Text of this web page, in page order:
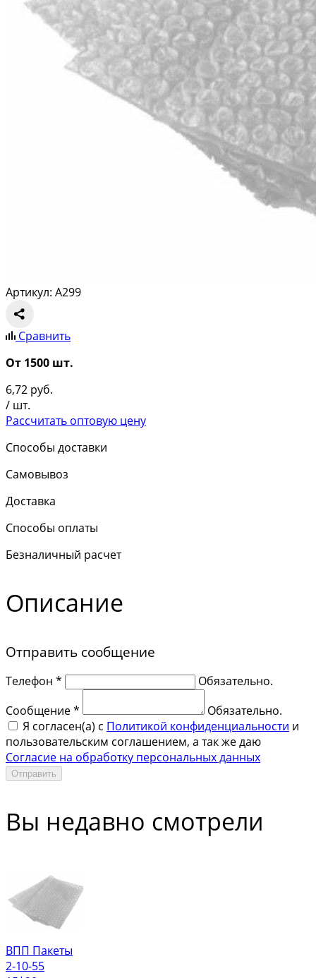
Артикул: A299
Сравнить
От 1500 шт.
6,72 руб.
/ шт.
Рассчитать оптовую цену
Способы доставки
Самовывоз
Доставка
Способы оплаты
Безналичный расчет
Описание
Отправить сообщение
Телефон *
Обязательно.
Сообщение *
Обязательно.
Я согласен(a) с Политикой конфиденциальности и
пользовательским соглашением, а так же даю
Согласие на обработку персональных данных
Отправить
Вы недавно смотрели
ВПП Пакеты
2-10-55